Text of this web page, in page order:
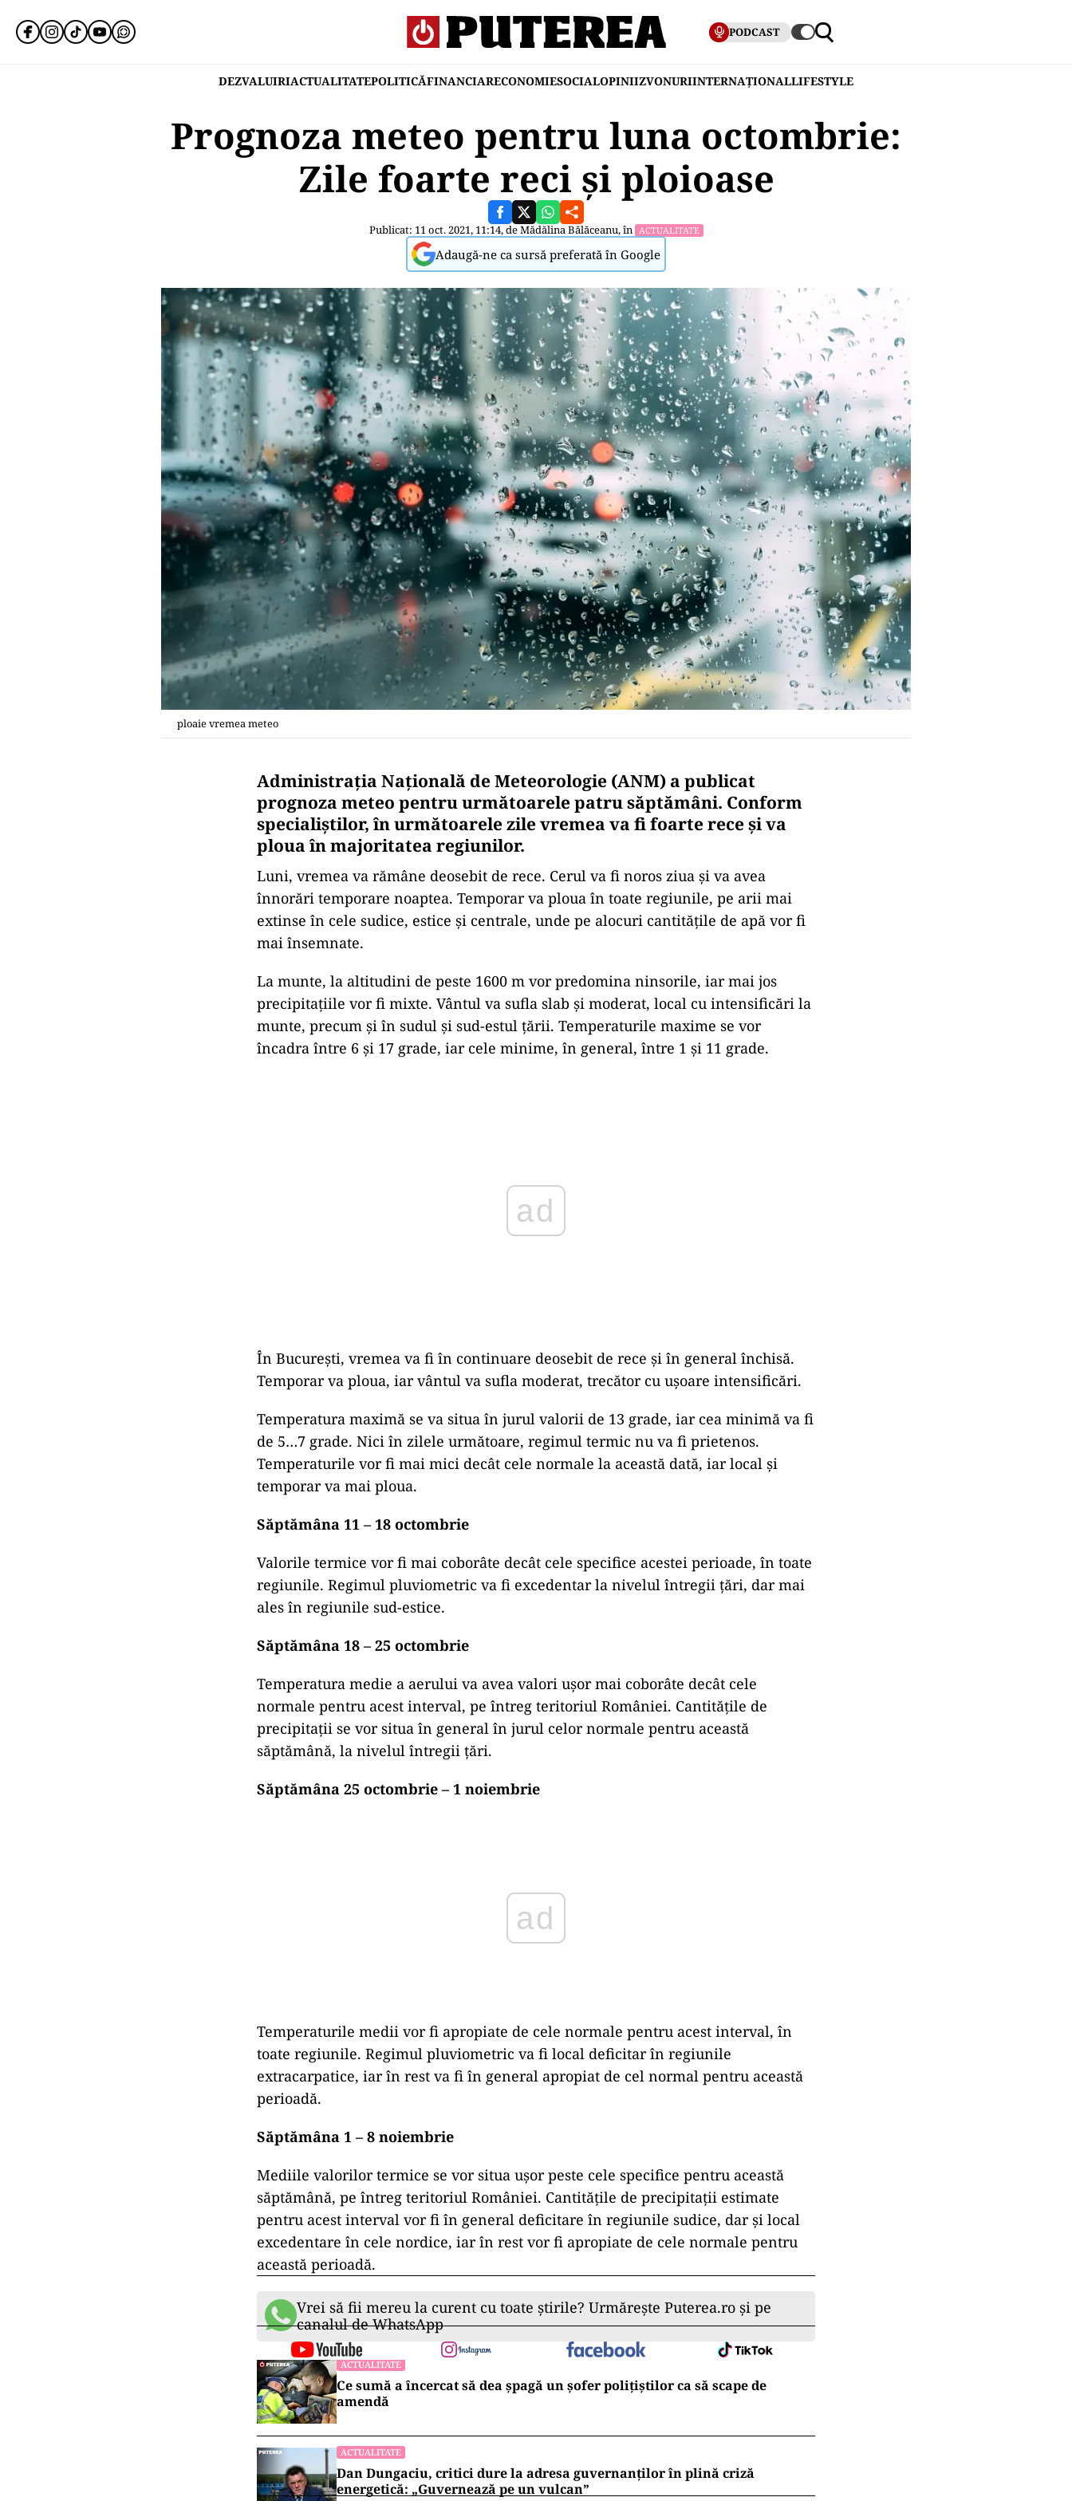
PODCAST
DEZVALUIRIACTUALITATEPOLITICĂFINANCIARECONOMIESOCIALOPINIIZVONURIINTERNAȚIONALLIFESTYLE
Prognoza meteo pentru luna octombrie:
Zile foarte reci și ploioase
Publicat: 11 oct. 2021, 11:14, deMădălina Bălăceanu, în ACTUALITATE
Adaugă-ne ca sursă preferată în Google
ploaie vremea meteo
Administrația Națională de Meteorologie (ANM) a publicat
prognoza meteo pentru următoarele patru săptămâni. Conform
specialiștilor, în următoarele zile vremea va fi foarte rece și va
ploua în majoritatea regiunilor.
Luni, vremea va rămâne deosebit de rece. Cerul va fi noros ziua şi va avea
înnorări temporare noaptea. Temporar va ploua în toate regiunile, pe arii mai
extinse în cele sudice, estice şi centrale, unde pe alocuri cantităţile de apă vor fi
mai însemnate.
La munte, la altitudini de peste 1600 m vor predomina ninsorile, iar mai jos
precipitaţiile vor fi mixte. Vântul va sufla slab şi moderat, local cu intensificări la
munte, precum şi în sudul şi sud-estul ţării. Temperaturile maxime se vor
încadra între 6 şi 17 grade, iar cele minime, în general, între 1 şi 11 grade.
În Bucureşti, vremea va fi în continuare deosebit de rece şi în general închisă.
Temporar va ploua, iar vântul va sufla moderat, trecător cu uşoare intensificări.
Temperatura maximă se va situa în jurul valorii de 13 grade, iar cea minimă va fi
de 5…7 grade. Nici în zilele următoare, regimul termic nu va fi prietenos.
Temperaturile vor fi mai mici decât cele normale la această dată, iar local şi
temporar va mai ploua.
Săptămâna 11 – 18 octombrie
Valorile termice vor fi mai coborâte decât cele specifice acestei perioade, în toate
regiunile. Regimul pluviometric va fi excedentar la nivelul întregii ţări, dar mai
ales în regiunile sud-estice.
Săptămâna 18 – 25 octombrie
Temperatura medie a aerului va avea valori uşor mai coborâte decât cele
normale pentru acest interval, pe întreg teritoriul României. Cantităţile de
precipitaţii se vor situa în general în jurul celor normale pentru această
săptămână, la nivelul întregii ţări.
Săptămâna 25 octombrie – 1 noiembrie
ad
Temperaturile medii vor fi apropiate de cele normale pentru acest interval, în
toate regiunile. Regimul pluviometric va fi local deficitar în regiunile
extracarpatice, iar în rest va fi în general apropiat de cel normal pentru această
perioadă.
Săptămâna 1 – 8 noiembrie
Mediile valorilor termice se vor situa uşor peste cele specifice pentru această
săptămână, pe întreg teritoriul României. Cantităţile de precipitaţii estimate
pentru acest interval vor fi în general deficitare în regiunile sudice, dar şi local
excedentare în cele nordice, iar în rest vor fi apropiate de cele normale pentru
această perioadă.
Vrei să fii mereu la curent cu toate știrile? Urmărește Puterea.ro și pe
canalul de WhatsApp
ACTUALITATE
Ce sumă a încercat să dea șpagă un șofer polițiștilor ca să scape de
amendă
ACTUALITATE
Dan Dungaciu, critici dure la adresa guvernanților în plină criză
energetică: „Guvernează pe un vulcan”